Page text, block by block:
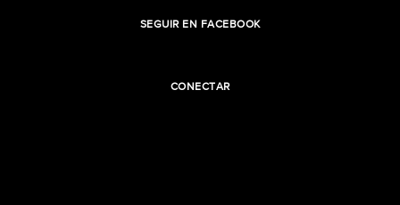
SEGUIR EN FACEBOOK
CONECTAR